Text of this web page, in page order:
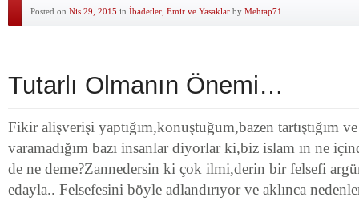
Posted on Nis 29, 2015 in İbadetler, Emir ve Yasaklar by Mehtap71
Tutarlı Olmanın Önemi…
Fikir alişverişi yaptığım,konuştuğum,bazen tartıştığım
varamadığım bazı insanlar diyorlar ki,biz islam ın ne
de ne deme?Zannedersin ki çok ilmi,derin bir felsefi
edayla.. Felsefesini böyle adlandırıyor ve aklınca